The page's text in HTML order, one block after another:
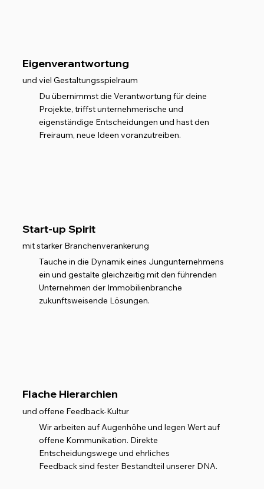
Eigenverantwortung
und viel Gestaltungsspielraum
Du übernimmst die Verantwortung für deine
Projekte, triffst unternehmerische und
eigenständige Entscheidungen und hast den
Freiraum, neue Ideen voranzutreiben.
Start-up Spirit
mit starker Branchenverankerung
Tauche in die Dynamik eines Jungunternehmens
ein und gestalte gleichzeitig mit den führenden
Unternehmen der Immobilienbranche
zukunftsweisende Lösungen.
Flache Hierarchien
und offene Feedback-Kultur
Wir arbeiten auf Augenhöhe und legen Wert auf
offene Kommunikation. Direkte
Entscheidungswege und ehrliches
Feedback sind fester Bestandteil unserer DNA.